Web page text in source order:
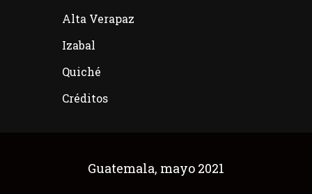
Alta Verapaz
Izabal
Quiché
Créditos
Guatemala, mayo 2021